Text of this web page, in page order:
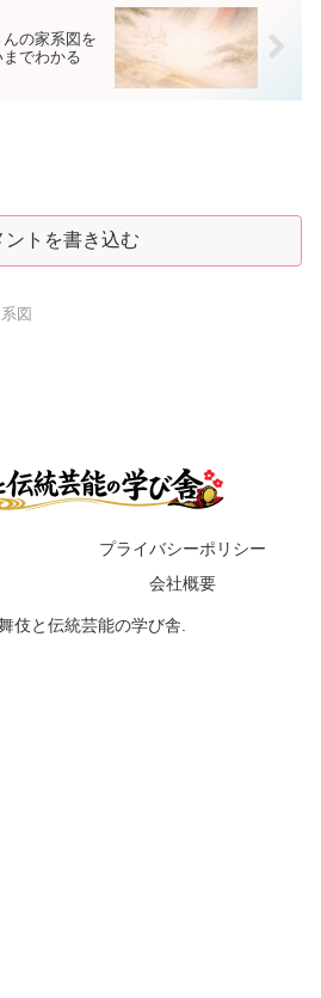
の家系図を
でわかる
ントを書き込む
図
プライバシーポリシー
会社概要
伎と伝統芸能の学び舎.